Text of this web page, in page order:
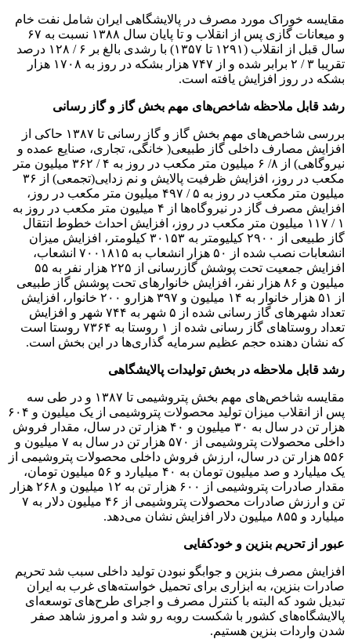
مقایسه خوراک مورد مصرف در پالایشگاهی ایران شامل نفت خام
و میعانات گازی پس از انقلاب و تا پایان سال ۱۳۸۸ نسبت به ۶۷
سال قبل از انقلاب (۱۲۹۱ تا ۱۳۵۷) با رشدی بالغ بر ۶ / ۱۲۸ درصد
تقریبا ۳ / ۲ برابر شده و از ۷۴۷ هزار بشکه در روز به ۱۷۰۸ هزار
بشکه در روز افزایش یافته است.
رشد قابل ملاحظه شاخص‌های مهم بخش گاز و گاز رسانی
بررسی شاخص‌های مهم بخش گاز و گاز رسانی تا ۱۳۸۷ حاکی از
افزایش مصارف داخلی گاز طبیعی( خانگی، تجاری، صنایع عمده و
نیروگاهی) از ۸/ ۶ میلیون متر مکعب در روز به ۴ / ۳۶۲ میلیون متر
مکعب در روز، افزایش ظرفیت پالایش و نم زدایی(تجمعی) از ۳۶
میلیون متر مکعب در روز به ۵ / ۴۹۷ میلیون متر مکعب در روز،
افزایش مصرف گاز در نیروگاه‌ها از ۴ میلیون متر مکعب در روز به
۱ / ۱۱۷ میلیون متر مکعب در روز، افزایش احداث خطوط انتقال
گاز طبیعی از ۲۹۰۰ کیلیومتر به ۳۰۱۵۳ کیلومتر، افزایش میزان
انشعابات نصب شده از ۵۰ هزار انشعاب به ۷۰۰۱۸۱۵ انشعاب،
افزایش جمعیت تحت پوشش گازرسانی از ۲۲۵ هزار نفر به ۵۵
میلیون و ۸۶ هزار نفر، افزایش خانوارهای تحت پوشش گاز طبیعی
از ۵۱ هزار خانوار به ۱۴ میلیون و ۳۹۷ هزارو ۲۰۰ خانوار، افزایش
تعداد شهرهای گاز رسانی شده از ۵ شهر به ۷۴۴ شهر و افزایش
تعداد روستاهای گاز رسانی شده از ۱ روستا به ۷۳۶۴ روستا است
که نشان دهنده حجم عظیم سرمایه گذاری‌ها در این بخش است.
رشد قابل ملاحظه در بخش تولیدات پالایشگاهی
مقایسه شاخص‌های مهم بخش پتروشیمی تا ۱۳۸۷ و در طی سه
پس از انقلاب میزان تولید محصولات پتروشیمی از یک میلیون و ۶۰۴
هزار تن در سال به ۳۰ میلیون و ۴۰ هزار تن در سال، مقدار فروش
داخلی محصولات پتروشیمی از ۵۷۰ هزار تن در سال به ۷ میلیون و
۵۵۶ هزار تن در سال، ارزش فروش داخلی محصولات پتروشیمی از
یک میلیارد و صد میلیون تومان به ۴۰ میلیارد و ۵۶ میلیون تومان،
مقدار صادرات پتروشیمی از ۶۰۰ هزار تن به ۱۲ میلیون و ۲۶۸ هزار
تن و ارزش صادرات محصولات پتروشیمی از ۴۶ میلیون دلار به ۷
میلیارد و ۸۵۵ میلیون دلار افزایش نشان می‌دهد.
عبور از تحریم بنزین و خودکفایی
افزایش مصرف بنزین و جوابگو نبودن تولید داخلی سبب شد تحریم
صادرات بنزین، به ابزاری برای تحمیل خواسته‌های غرب به ایران
تبدیل شود که البته با کنترل مصرف و اجرای طرح‌های توسعه‌ای
پالایشگاه‌های کشور با شکست روبه رو شد و امروز شاهد صفر
شدن واردات بنزین هستیم.